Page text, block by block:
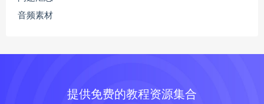
音频素材
提供免费的教程资源集合